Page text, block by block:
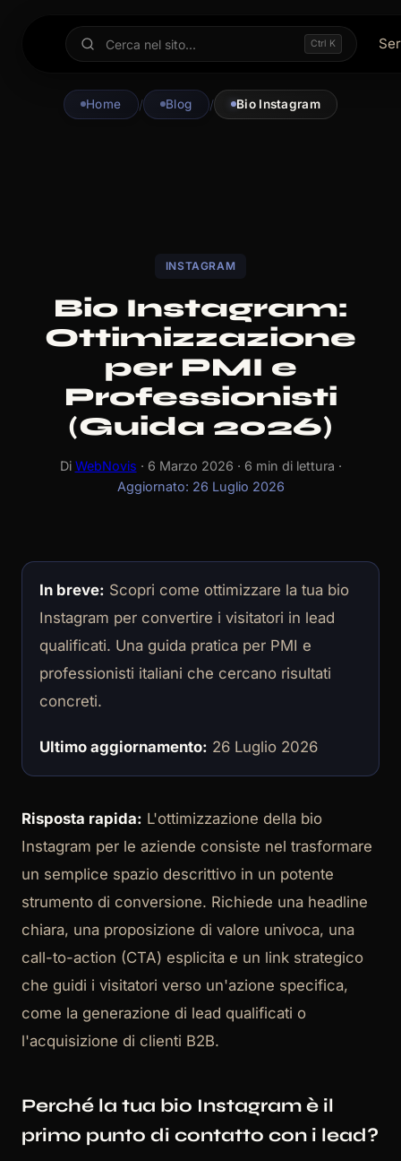
Ctrl K
Home / Blog / Bio Instagram
INSTAGRAM
Bio Instagram:
Ottimizzazione
per PMI e
Professionisti
(Guida 2026)
Di WebNovis · 6 Marzo 2026 · 6 min di lettura ·
Aggiornato: 26 Luglio 2026
In breve: Scopri come ottimizzare la tua bio
Instagram per convertire i visitatori in lead
qualificati. Una guida pratica per PMI e
professionisti italiani che cercano risultati
concreti.
Ultimo aggiornamento: 26 Luglio 2026
Risposta rapida: L'ottimizzazione della bio
Instagram per le aziende consiste nel trasformare
un semplice spazio descrittivo in un potente
strumento di conversione. Richiede una headline
chiara, una proposizione di valore univoca, una
call-to-action (CTA) esplicita e un link strategico
che guidi i visitatori verso un'azione specifica,
come la generazione di lead qualificati o
l'acquisizione di clienti B2B.
Perché la tua bio Instagram è il
primo punto di contatto con i lead?